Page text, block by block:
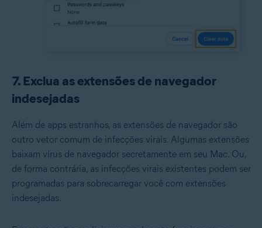
7. Exclua as extensões de navegador
indesejadas
Além de apps estranhos, as extensões de navegador são
outro vetor comum de infecções virais. Algumas extensões
baixam vírus de navegador secretamente em seu Mac. Ou,
de forma contrária, as infecções virais existentes podem ser
programadas para sobrecarregar você com extensões
indesejadas.